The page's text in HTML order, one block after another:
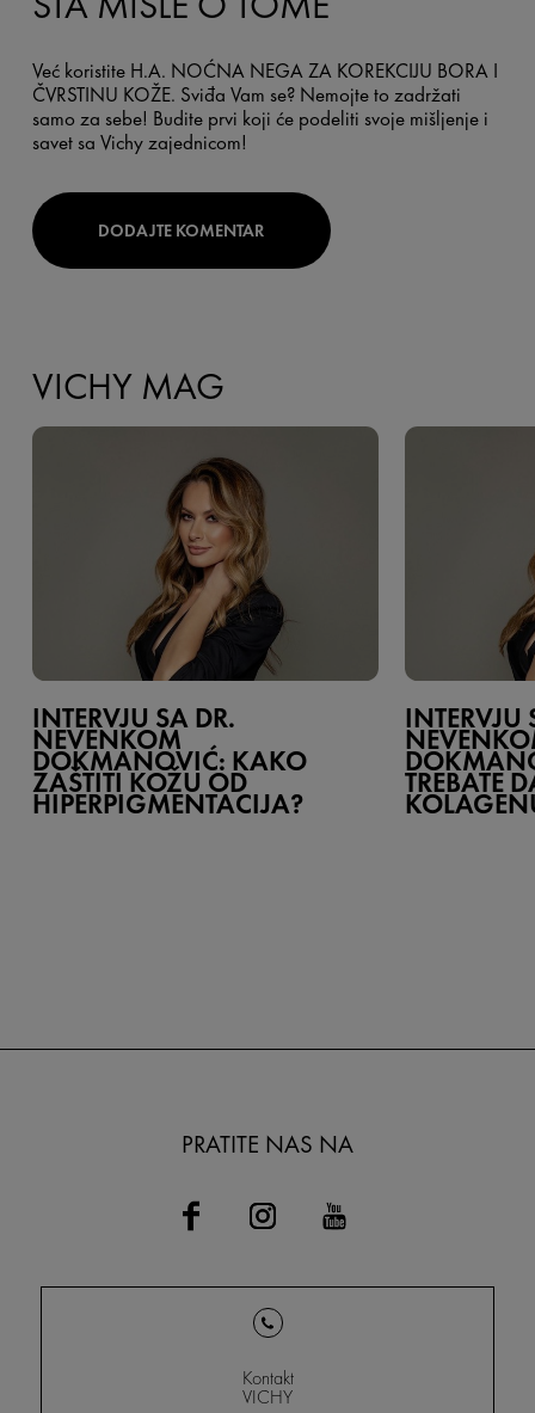
Već koristite H.A. NOĆNA NEGA ZA KOREKCIJU BORA I
ČVRSTINU KOŽE. Sviđa Vam se? Nemojte to zadržati
samo za sebe! Budite prvi koji će podeliti svoje mišljenje i
savet sa Vichy zajednicom!
DODAJTE KOMENTAR
VICHY MAG
INTERVJU SA DR.
NEVENKOM
DOKMANOVIĆ: KAKO
ZAŠTITI KOŽU OD
HIPERPIGMENTACIJA?
INTERVJU
TREBATE
PRATITE NAS NA
Kontakt
VICHY